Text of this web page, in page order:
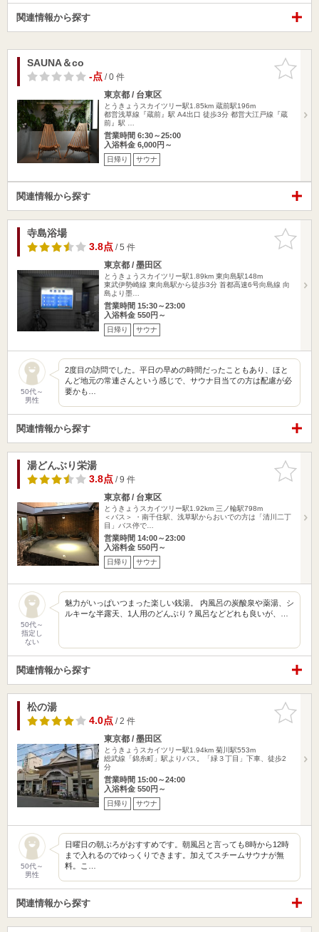
関連情報から探す
お気に入
りに追加
SAUNA＆co
-点/ 0 件
東京都 / 台東区
とうきょうスカイツリー駅1.85km 蔵前駅196m
都営浅草線『蔵前』駅 A4出口 徒歩3分 都営大江戸線『蔵
前』駅 …
営業時間 6:30～25:00
入浴料金 6,000円～
日帰り サウナ
関連情報から探す
お気に入
りに追加
寺島浴場
3.8点/ 5 件
東京都 / 墨田区
とうきょうスカイツリー駅1.89km 東向島駅148m
東武伊勢崎線 東向島駅から徒歩3分 首都高速6号向島線 向
島より墨…
営業時間 15:30～23:00
入浴料金 550円～
日帰り サウナ
50代～
男性
2度目の訪問でした。平日の早めの時間だったこともあり、ほと
んど地元の常連さんという感じで、サウナ目当ての方は配慮が必
要かも…
関連情報から探す
お気に入
りに追加
湯どんぶり栄湯
3.8点/ 9 件
東京都 / 台東区
とうきょうスカイツリー駅1.92km 三ノ輪駅798m
＜バス＞ ・南千住駅、浅草駅からおいでの方は「清川二丁
目」バス停で…
営業時間 14:00～23:00
入浴料金 550円～
日帰り サウナ
50代～
指定し
ない
魅力がいっぱいつまった楽しい銭湯。 内風呂の炭酸泉や薬湯、シ
ルキーな半露天、1人用のどんぶり？風呂などどれも良いが、…
関連情報から探す
お気に入
りに追加
松の湯
4.0点/ 2 件
東京都 / 墨田区
とうきょうスカイツリー駅1.94km 菊川駅553m
総武線「錦糸町」駅よりバス。「緑３丁目」下車、徒歩2
分
営業時間 15:00～24:00
入浴料金 550円～
日帰り サウナ
50代～
男性
日曜日の朝ぶろがおすすめです。朝風呂と言っても8時から12時
まで入れるのでゆっくりできます。加えてスチームサウナが無
料。こ…
関連情報から探す